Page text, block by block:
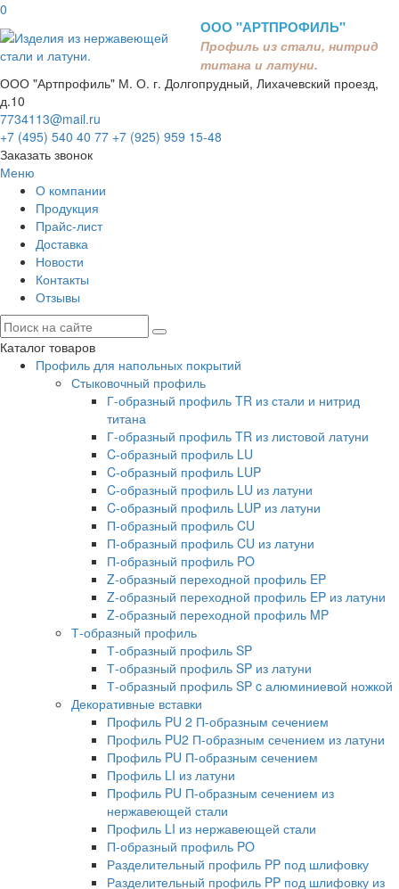
0
ООО "АРТПРОФИЛЬ"
Профиль из стали, нитрид
титана и латуни.
ООО "Артпрофиль" М. О. г. Долгопрудный, Лихачевский проезд,
д.10
7734113@mail.ru
+7 (495) 540 40 77 +7 (925) 959 15-48
Заказать звонок
Меню
О компании
Продукция
Прайс-лист
Доставка
Новости
Контакты
Отзывы
Каталог товаров
Профиль для напольных покрытий
Стыковочный профиль
Г-образный профиль TR из стали и нитрид
титана
Г-образный профиль TR из листовой латуни
C-образный профиль LU
C-образный профиль LUP
C-образный профиль LU из латуни
C-образный профиль LUP из латуни
П-образный профиль CU
П-образный профиль CU из латуни
П-образный профиль PO
Z-образный переходной профиль EP
Z-образный переходной профиль EP из латуни
Z-образный переходной профиль MP
Т-образный профиль
Т-образный профиль SP
Т-образный профиль SP из латуни
Т-образный профиль SP c алюминиевой ножкой
Декоративные вставки
Профиль PU 2 П-образным сечением
Профиль PU2 П-образным сечением из латуни
Профиль PU П-образным сечением
Профиль LI из латуни
Профиль PU П-образным сечением из
нержавеющей стали
Профиль LI из нержавеющей стали
П-образный профиль PO
Разделительный профиль PP под шлифовку
Разделительный профиль PP под шлифовку из